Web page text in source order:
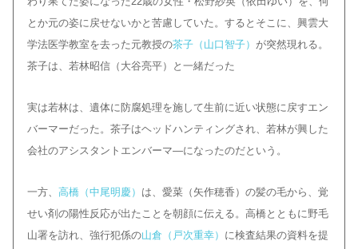
とか元の姿に戻せないかと苦慮していた。するとそこに、興雲大
学法医学教室を去った元教授の茶子（山口智子） が突然現れる。
茶子は、若林昭信（大谷亮平）と一緒だった
実は若林は、遺体に防腐処理を施して生前に近い状態に戻すエン
バーマーだった。茶子はヘッドハンティングされ、若林が興した
会社のアシスタントエンバーマ―になったのだという。
一方、高橋（中尾明慶） は、愛菜（矢作穂香）の髪の毛から、覚
せい剤の陽性反応が出たことを朝顔に伝える。高橋とともに野毛
山署を訪れ、強行犯係の山倉（戸次重幸） に検査結果の資料を提